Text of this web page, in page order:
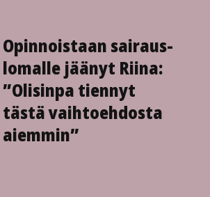
Opinnoistaan sairaus­
lomalle jäänyt Riina:
”Olisinpa tiennyt
tästä vaihto­ehdosta
aiemmin”